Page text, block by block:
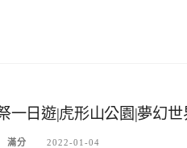
一日遊|虎形山公園|夢幻
滿分 2022-01-04